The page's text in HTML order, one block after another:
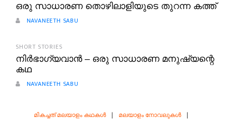
ഒരു സാധാരണ തൊഴിലാളിയുടെ തുറന്ന കത്ത്
NAVANEETH SABU
SHORT STORIES
നിർഭാഗ്യവാൻ – ഒരു സാധാരണ മനുഷ്യന്റെ
കഥ
NAVANEETH SABU
മികച്ചത് മലയാളം കഥകൾ | മലയാളം നോവലുകൾ |